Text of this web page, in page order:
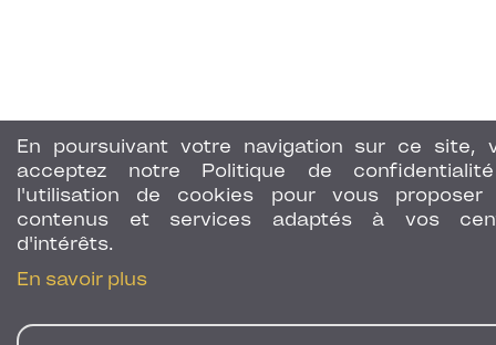
En poursuivant votre navigation sur ce site,
acceptez notre Politique de
l'utilisation de cookies pour vous proposer
contenus et services adaptés à vos
d'intérêts.
En savoir plus